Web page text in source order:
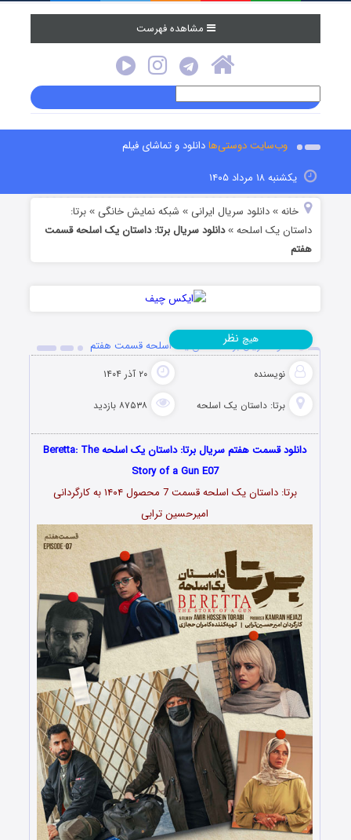
مشاهده فهرست
وب‌سایت دوستی‌هادانلود و تماشای فیلم
یکشنبه ۱۸ مرداد ۱۴۰۵
خانه »دانلود سریال ایرانی » شبکه نمایش خانگی »برتا:
داستان یک اسلحه »دانلود سریال برتا: داستان یک اسلحه قسمت
هفتم
دانلود سریال برتا: داستان یک اسلحه قسمت هفتم
نویسنده ۲۰ آذر ۱۴۰۴
برتا: داستان یک اسلحه ۸۷۵۳۸ بازدید
هیچ نظر
دانلود قسمت هفتم سریال برتا: داستان یک اسلحه ‌Beretta: The
Story of a Gun E07
برتا: داستان یک اسلحه قسمت 7 محصول ۱۴۰۴ به کارگردانی
امیرحسین ترابی